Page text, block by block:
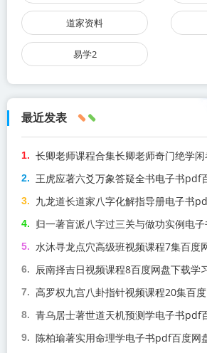
道家资料
易学2
最近发表
王虎应著六爻万象答疑全书电子书pdf
九龙道长道家八字化解指导册电子书
水沐寻龙点穴高级班视频课程7集百度
辰南择吉日视频课程8百度网盘下载学
高罗权九宫八卦指针视频课程20集百
青乌居士著世道天机预测学电子书pdf
陈柏瑜著实用命理学电子书pdf百度网